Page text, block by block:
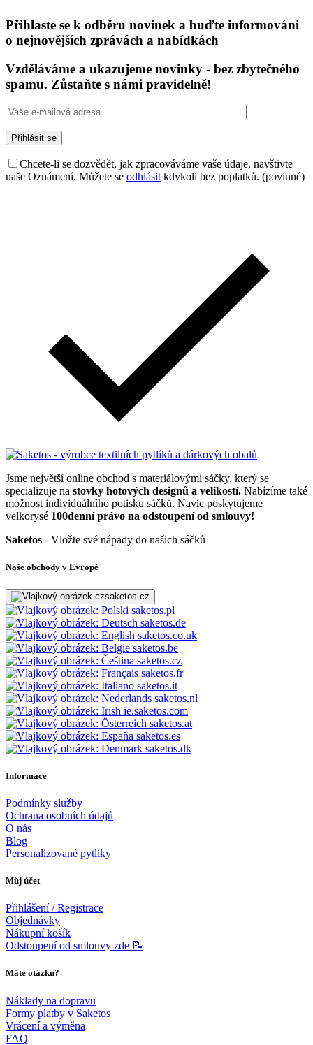
Přihlaste se k odběru novinek a buďte informováni
o nejnovějších zprávách a nabídkách
Vzděláváme a ukazujeme novinky - bez zbytečného
spamu. Zůstaňte s námi pravidelně!
Chcete-li se dozvědět, jak zpracováváme vaše údaje, navštivte
naše Oznámení. Můžete se odhlásit kdykoli bez poplatků. (povinné)
Jsme největší online obchod s materiálovými sáčky, který se
specializuje na stovky hotových designů a velikostí. Nabízíme také
možnost individuálního potisku sáčků. Navíc poskytujeme
velkorysé 100denní právo na odstoupení od smlouvy!
Saketos - Vložte své nápady do našich sáčků
Naše obchody v Evropě
saketos.cz
saketos.pl
saketos.de
saketos.co.uk
saketos.be
saketos.cz
saketos.fr
saketos.it
saketos.nl
ie.saketos.com
saketos.at
saketos.es
saketos.dk
Informace
Podmínky služby
Ochrana osobních údajů
O nás
Blog
Personalizované pytlíky
Můj účet
Přihlášení / Registrace
Objednávky
Nákupní košík
Odstoupení od smlouvy zde 📝
Máte otázku?
Náklady na dopravu
Formy platby v Saketos
Vrácení a výměna
FAQ